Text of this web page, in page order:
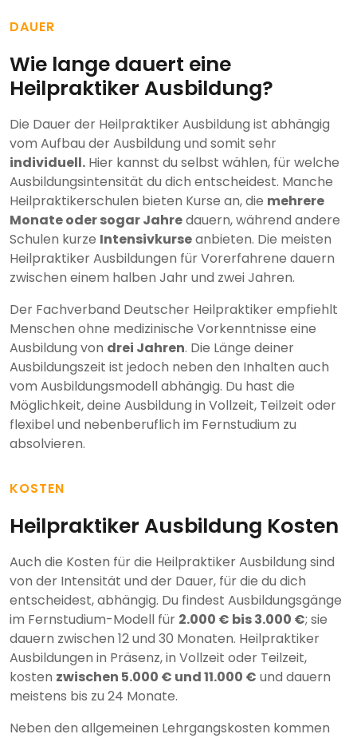
DAUER
Wie lange dauert eine
Heilpraktiker Ausbildung?
Die Dauer der Heilpraktiker Ausbildung ist abhängig
vom Aufbau der Ausbildung und somit sehr
individuell. Hier kannst du selbst wählen, für welche
Ausbildungsintensität du dich entscheidest. Manche
Heilpraktikerschulen bieten Kurse an, die mehrere
Monate oder sogar Jahredauern, während andere
Schulen kurze Intensivkurseanbieten. Die meisten
Heilpraktiker Ausbildungen für Vorerfahrene dauern
zwischen einem halben Jahr und zwei Jahren.
Der Fachverband Deutscher Heilpraktiker empfiehlt
Menschen ohne medizinische Vorkenntnisse eine
Ausbildung von drei Jahren. Die Länge deiner
Ausbildungszeit ist jedoch neben den Inhalten auch
vom Ausbildungsmodell abhängig. Du hast die
Möglichkeit, deine Ausbildung in Vollzeit, Teilzeit oder
flexibel und nebenberuflich im Fernstudium zu
absolvieren.
KOSTEN
Heilpraktiker Ausbildung Kosten
Auch die Kosten für die Heilpraktiker Ausbildung sind
von der Intensität und der Dauer, für die du dich
entscheidest, abhängig. Du findest Ausbildungsgänge
im Fernstudium-Modell für 2.000 € bis 3.000 €; sie
dauern zwischen 12 und 30 Monaten. Heilpraktiker
Ausbildungen in Präsenz, in Vollzeit oder Teilzeit,
kosten zwischen 5.000 € und 11.000 € und dauern
meistens bis zu 24 Monate.
Neben den allgemeinen Lehrgangskosten kommen